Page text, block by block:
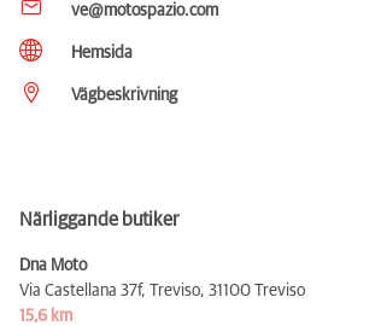
ve@motospazio.com
Hemsida
Vägbeskrivning
Närliggande butiker
Dna Moto
Via Castellana 37f, Treviso, 31100 Treviso
15,6 km